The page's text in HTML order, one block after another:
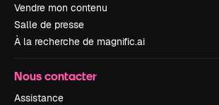
Vendre mon contenu
Salle de presse
À la recherche de magnific.ai
Nous contacter
Assistance